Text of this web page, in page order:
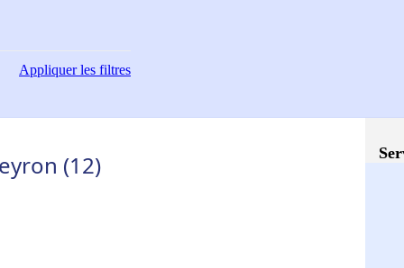
Appliquerles filtres
(12)